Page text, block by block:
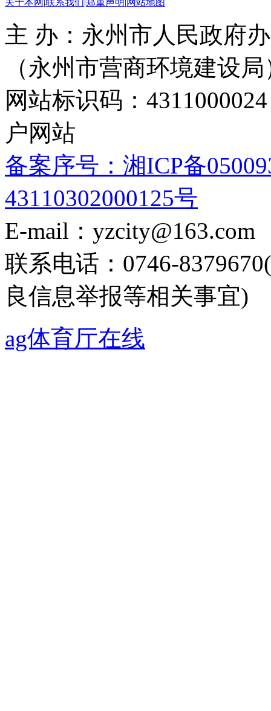
关于本网 |联系我们|郑重声明|网站地图
主 办：永州市人民政府
（永州市营商环境建设局
网站标识码：
户网站
备案序号：湘ICP备
43110302000125号
E-mail：yzcity@163.com
联系电话：0746-
良信息举报等相关事宜)
ag体育厅在线